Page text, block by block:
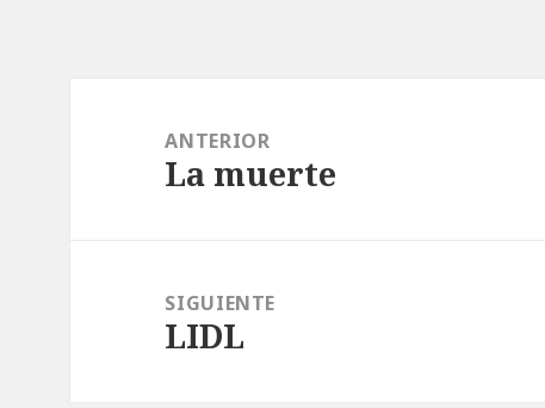
entradas
ANTERIOR
Entrada
La muerte
SIGUIENTE
Entrada
LIDL